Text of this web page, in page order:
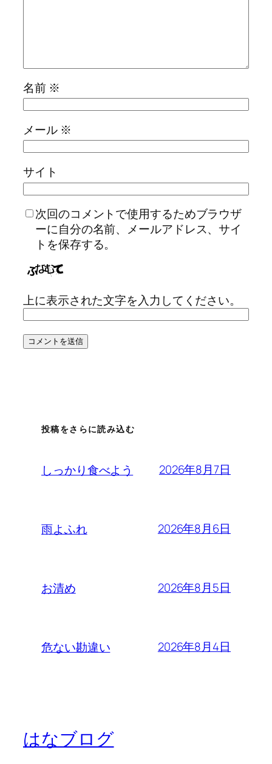
名前 ※
メール ※
サイト
次回のコメントで使用するためブラウザ
ーに自分の名前、メールアドレス、サイ
トを保存する。
上に表示された文字を入力してください。
投稿をさらに読み込む
しっかり食べよう 2026年8月7日
雨よふれ 2026年8月6日
お清め 2026年8月5日
危ない勘違い 2026年8月4日
はなブログ